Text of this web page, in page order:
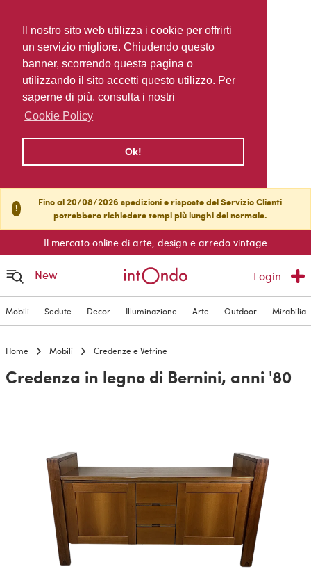
Il nostro sito web utilizza i cookie per offrirti
un servizio migliore. Chiudendo questo
banner, scorrendo questa pagina o
utilizzando il sito accetti questo utilizzo. Per
saperne di più, consulta i nostri
Cookie Policy
Ok!
!
Fino al 20/08/2026 spedizioni e risposte del Servizio Clienti
potrebbero richiedere tempi più lunghi del normale.
Il mercato online di arte, design e arredo vintage
New Login
Mobili Sedute Decor Illuminazione Arte Outdoor Mirabilia
Home Mobili Credenze e Vetrine
Credenza in legno di Bernini, anni '80